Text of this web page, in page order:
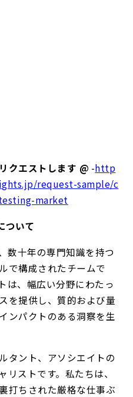
クエストします @ -http
request-sample/c
market
ついて
数十年の専門知識を持つ
で構成されたチームで
は、幅広い分野にわたっ
を提供し、質的および量
ンパクトのある洞察を生
タント、アソシエイトの
ストです。私たちは、
打ちされた厳格な仕事ぶ